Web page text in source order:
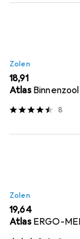
Zolen
EUR
18,91
Atlas
8
Zolen
EUR
19,64
Atlas ERGO-